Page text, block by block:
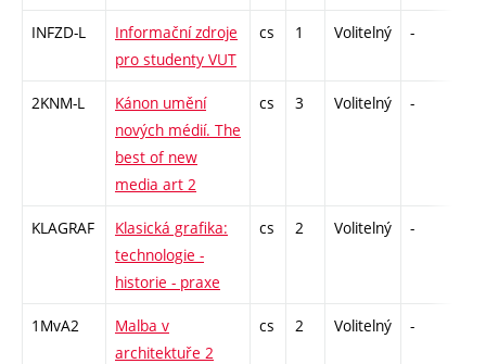
INFZD-L
Informační zdroje
pro studenty VUT
cs 1 Volitelný -
2KNM-L
Kánon umění
nových médií. The
best of new
media art 2
cs 3 Volitelný -
KLAGRAF
Klasická grafika:
technologie -
historie - praxe
cs 2 Volitelný -
1MvA2
Malba v
architektuře 2
cs 2 Volitelný -